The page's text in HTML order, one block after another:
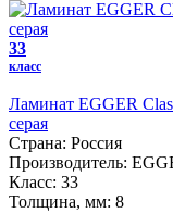
33
класс
Ламинат EGGER
серая
Страна: Россия
Производитель:
Класс: 33
Толщина, мм: 8